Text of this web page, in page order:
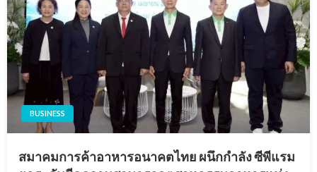
BUSINESS
สมาคมการค้าอาหารอนาคตไทย ผนึกกำลัง ซีพีแรม